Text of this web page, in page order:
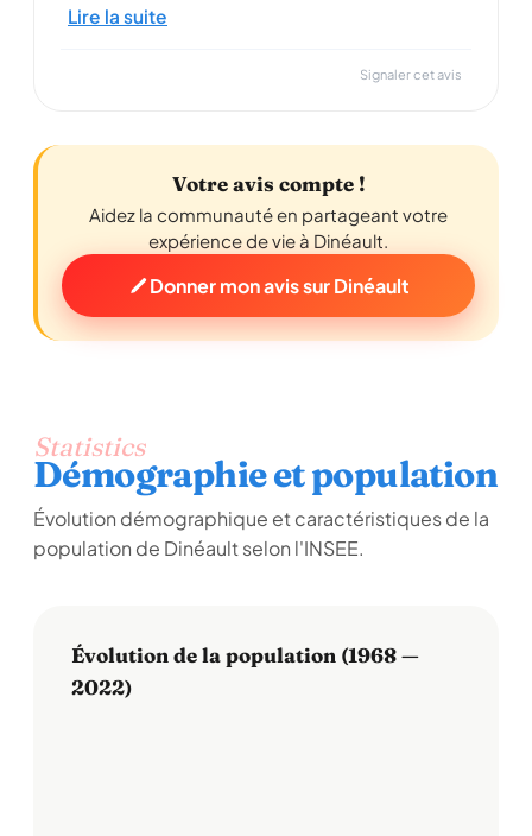
Lire la suite
Signaler cet avis
Votre avis compte !
Aidez la communauté en partageant votre
expérience de vie à Dinéault.
Donner mon avis sur Dinéault
Statistics
Démographie et population
Évolution démographique et caractéristiques de la
population de Dinéault selon l'INSEE.
Évolution de la population (1968 —
2022)